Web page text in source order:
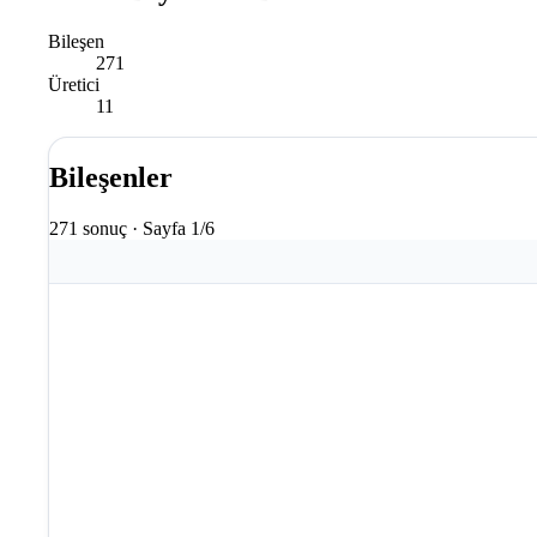
Bileşen
271
Üretici
11
Bileşenler
271 sonuç · Sayfa 1/6